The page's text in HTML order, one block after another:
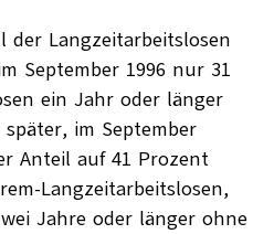
der Langzeitarbeitslosen
September 1996 nur 31
ein Jahr oder länger
im September
Anteil auf 41 Prozent
Langzeitarbeitslosen,
Jahre oder länger ohne